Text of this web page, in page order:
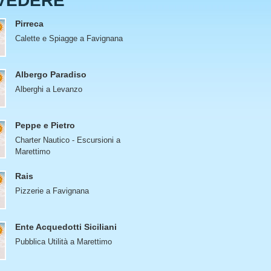
Pirreca
Calette e Spiagge a Favignana
Albergo Paradiso
Alberghi a Levanzo
Peppe e Pietro
Charter Nautico - Escursioni a
Marettimo
Rais
Pizzerie a Favignana
Ente Acquedotti Siciliani
Pubblica Utilità a Marettimo